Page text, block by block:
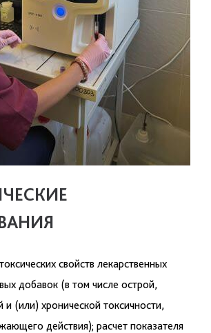
свойств лекарственных
добавок (в том числе острой,
и (или) хронической токсичности,
действия); расчет показателя